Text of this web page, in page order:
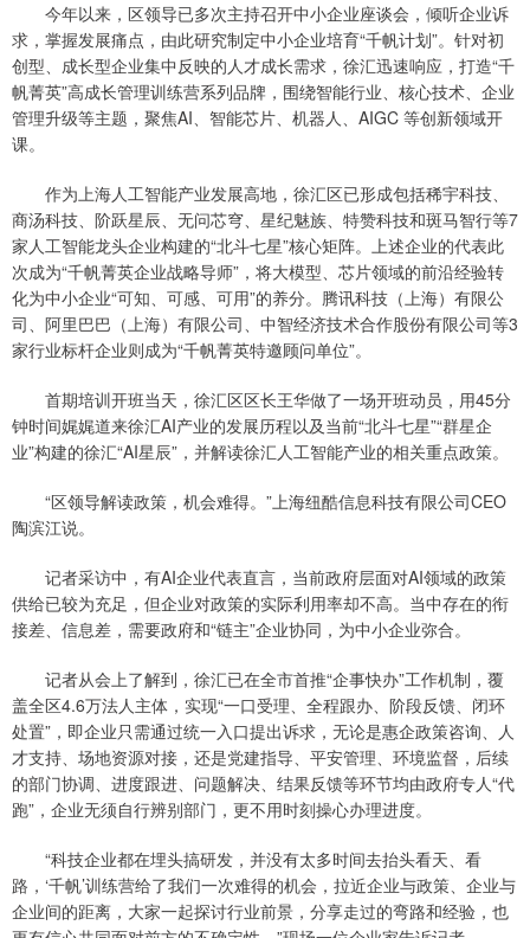
今年以来，区领导已多次主持召开中小企业座谈会，倾听企业诉
求，掌握发展痛点，由此研究制定中小企业培育“千帆计划”。针对初
创型、成长型企业集中反映的人才成长需求，徐汇迅速响应，打造“千
帆菁英”高成长管理训练营系列品牌，围绕智能行业、核心技术、企业
管理升级等主题，聚焦AI、智能芯片、机器人、AIGC 等创新领域开
课。
作为上海人工智能产业发展高地，徐汇区已形成包括稀宇科技、
商汤科技、阶跃星辰、无问芯穹、星纪魅族、特赞科技和斑马智行等7
家人工智能龙头企业构建的“北斗七星”核心矩阵。上述企业的代表此
次成为“千帆菁英企业战略导师”，将大模型、芯片领域的前沿经验转
化为中小企业“可知、可感、可用”的养分。腾讯科技（上海）有限公
司、阿里巴巴（上海）有限公司、中智经济技术合作股份有限公司等3
家行业标杆企业则成为“千帆菁英特邀顾问单位”。
首期培训开班当天，徐汇区区长王华做了一场开班动员，用45分
钟时间娓娓道来徐汇AI产业的发展历程以及当前“北斗七星”“群星企
业”构建的徐汇“AI星辰”，并解读徐汇人工智能产业的相关重点政策。
“区领导解读政策，机会难得。”上海纽酷信息科技有限公司CEO
陶滨江说。
记者采访中，有AI企业代表直言，当前政府层面对AI领域的政策
供给已较为充足，但企业对政策的实际利用率却不高。当中存在的衔
接差、信息差，需要政府和“链主”企业协同，为中小企业弥合。
记者从会上了解到，徐汇已在全市首推“企事快办”工作机制，覆
盖全区4.6万法人主体，实现“一口受理、全程跟办、阶段反馈、闭环
处置”，即企业只需通过统一入口提出诉求，无论是惠企政策咨询、人
才支持、场地资源对接，还是党建指导、平安管理、环境监督，后续
的部门协调、进度跟进、问题解决、结果反馈等环节均由政府专人“代
跑”，企业无须自行辨别部门，更不用时刻操心办理进度。
“科技企业都在埋头搞研发，并没有太多时间去抬头看天、看
路，‘千帆’训练营给了我们一次难得的机会，拉近企业与政策、企业与
企业间的距离，大家一起探讨行业前景，分享走过的弯路和经验，也